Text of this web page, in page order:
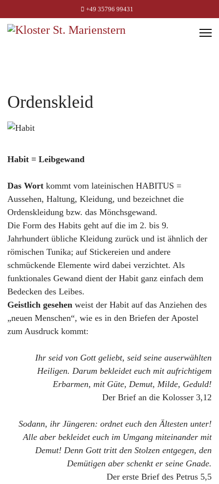
+49 35796 99431
Ordenskleid
Habit = Leibgewand
Das Wort kommt vom lateinischen HABITUS =
Aussehen, Haltung, Kleidung, und bezeichnet die
Ordenskleidung bzw. das Mönchsgewand.
Die Form des Habits geht auf die im 2. bis 9.
Jahrhundert übliche Kleidung zurück und ist ähnlich der
römischen Tunika; auf Stickereien und andere
schmückende Elemente wird dabei verzichtet. Als
funktionales Gewand dient der Habit ganz einfach dem
Bedecken des Leibes.
Geistlich gesehen weist der Habit auf das Anziehen des
„neuen Menschen“, wie es in den Briefen der Apostel
zum Ausdruck kommt:
Ihr seid von Gott geliebt, seid seine auserwählten
Heiligen. Darum bekleidet euch mit aufrichtigem
Erbarmen, mit Güte, Demut, Milde, Geduld!
Der Brief an die Kolosser 3,12
Sodann, ihr Jüngeren: ordnet euch den Ältesten unter!
Alle aber bekleidet euch im Umgang miteinander mit
Demut! Denn Gott tritt den Stolzen entgegen, den
Demütigen aber schenkt er seine Gnade.
Der erste Brief des Petrus 5,5